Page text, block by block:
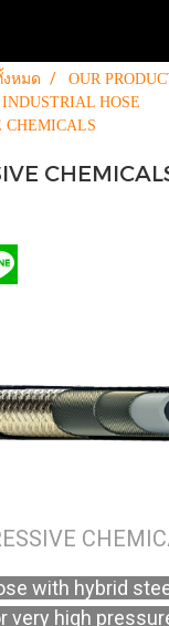
หมด
OUR
HOSE
CHEMICALS
with hybrid
very high